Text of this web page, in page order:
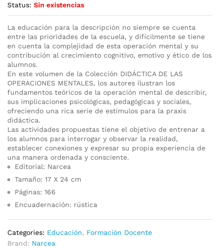
Status: Sin existencias
La educación para la descripción no siempre se cuenta
entre las prioridades de la escuela, y difícilmente se tiene
en cuenta la complejidad de esta operación mental y su
contribución al crecimiento cognitivo, emotivo y ético de los
alumnos.
En este volumen de la Colección DIDÁCTICA DE LAS
OPERACIONES MENTALES, los autores ilustran los
fundamentos teóricos de la operación mental de describir,
sus implicaciones psicológicas, pedagógicas y sociales,
ofreciendo una rica serie de estímulos para la praxis
didáctica.
Las actividades propuestas tiene el objetivo de entrenar a
los alumnos para interrogar y observar la realidad,
establecer conexiones y expresar su propia experiencia de
una manera ordenada y consciente.
Editorial: Narcea
Tamaño: 17 X 24 cm
Páginas: 166
Encuadernación: rústica
Categories: Educación, Formación Docente
Brand: Narcea